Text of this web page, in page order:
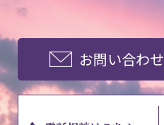
お問い合わせ